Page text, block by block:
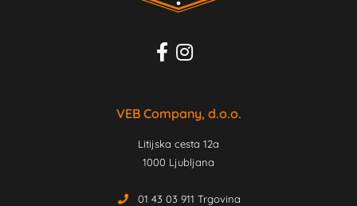
VEB Company, d.o.o.
Litijska cesta 12a
1000 Ljubljana
01 43 03 911 Trgovina